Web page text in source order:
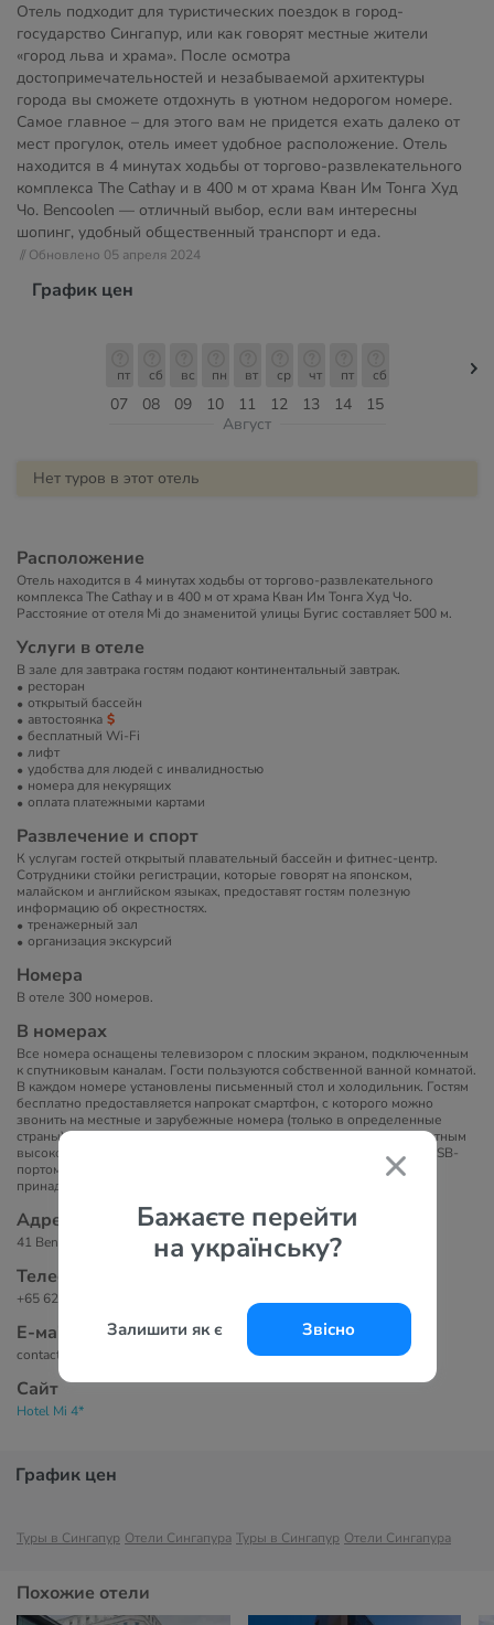
Бажаєте перейти
на українську?
Залишити як є Звісно
Отель подходит для туристических поездок в город-
государство Сингапур, или как говорят местные жители
«город льва и храма». После осмотра
достопримечательностей и незабываемой архитектуры
города вы сможете отдохнуть в уютном недорогом номере.
Самое главное – для этого вам не придется ехать далеко от
мест прогулок, отель имеет удобное расположение. Отель
находится в 4 минутах ходьбы от торгово-развлекательного
комплекса The Cathay и в 400 м от храма Кван Им Тонга Худ
Чо. Bencoolen — отличный выбор, если вам интересны
шопинг, удобный общественный транспорт и еда.
// Обновлено 05 апреля 2024
График цен
07
пт
08
сб
09
вс
10
пн
11
вт
12
ср
13
чт
14
пт
15
сб
Август
Нет туров в этот отель
Расположение
Отель находится в 4 минутах ходьбы от торгово-развлекательного
комплекса The Cathay и в 400 м от храма Кван Им Тонга Худ Чо.
Расстояние от отеля Mi до знаменитой улицы Бугис составляет 500 м.
Услуги в отеле
В зале для завтрака гостям подают континентальный завтрак.
ресторан
открытый бассейн
автостоянка
бесплатный Wi-Fi
лифт
удобства для людей с инвалидностью
номера для некурящих
оплата платежными картами
Развлечение и спорт
К услугам гостей открытый плавательный бассейн и фитнес-центр.
Сотрудники стойки регистрации, которые говорят на японском,
малайском и английском языках, предоставят гостям полезную
информацию об окрестностях.
тренажерный зал
организация экскурсий
Номера
В отеле 300 номеров.
В номерах
Все номера оснащены телевизором с плоским экраном, подключенным
к спутниковым каналам. Гости пользуются собственной ванной комнатой.
В каждом номере установлены письменный стол и холодильник. Гостям
бесплатно предоставляется напрокат смартфон, с которого можно
звонить на местные и зарубежные номера (только в определенные
страны) без дополнительной платы. Все номера оснащены бесплатным
высокоскоростным доступом Wi-Fi, подключенным к Интернету, USB-
портом для зарядки, электронным сейфом, мини-холодильником,
принадлежностями для чая / кофе, питьевой водой.
Адрес
41 Bencoolen Street, Bencoolen, 189623 Сингапур, Сингапур
Телефоны
+65 6251 8822
Е-маil
contact@hotelmi.com
Сайт
Hotel Mi 4*
График цен
Туры в Сингапур Отели Сингапура Туры в Сингапур Отели Сингапура
Похожие отели